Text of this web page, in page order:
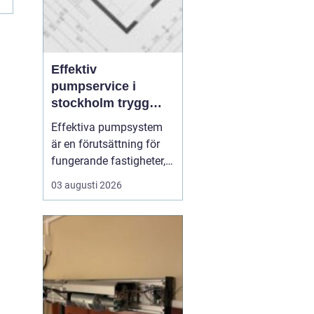
Effektiv
pumpservice i
stockholm trygg
drift utan avbrott
Effektiva pumpsystem
är en förutsättning för
fungerande fastigheter,
hållbara VA-nät och
trygg hantering av både
samlas där det inte ska
vara, produktion
03 augusti 2026